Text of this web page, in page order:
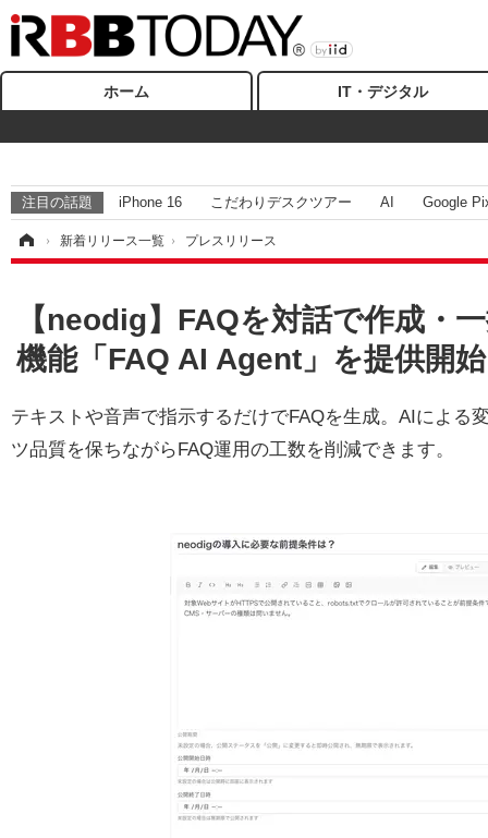
ホーム IT・デジタル
注目の話題 iPhone 16 こだわりデスクツアー AI Google
› 新着リリース一覧 › プレスリリース
【neodig】FAQを対話で作成・
機能「FAQ AI Agent」を提供開始
テキストや音声で指示するだけでFAQを生成。AIによる
ツ品質を保ちながらFAQ運用の工数を削減できます。